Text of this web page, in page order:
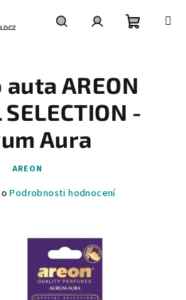
košík
AREON
SELECTION -
Aura
AREON
Podrobnosti hodnocení